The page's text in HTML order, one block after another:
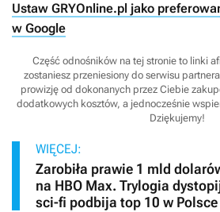
Ustaw GRYOnline.pl jako
w Google
Część odnośników na tej stronie to linki
zostaniesz przeniesiony do serwisu
prowizję od dokonanych przez Ciebie
dodatkowych kosztów, a jednocześnie
Dziękujemy!
WIĘCEJ:
Zarobiła prawie 1 mld
na HBO Max. Trylogia
sci-fi podbija top 10 w Polsce